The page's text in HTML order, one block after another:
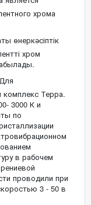
хрома
өнеркәсіптік
хром
Терра.
3000 К и
по
в рабочем
проводили при
3 - 50 в